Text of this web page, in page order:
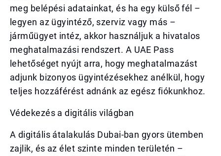
meg belépési adatainkat, és ha egy külső fél –
legyen az ügyintéző, szerviz vagy más –
járműügyet intéz, akkor használjuk a hivatalos
meghatalmazási rendszert. A UAE Pass
lehetőséget nyújt arra, hogy meghatalmazást
adjunk bizonyos ügyintézésekhez anélkül, hogy
teljes hozzáférést adnánk az egész fiókunkhoz.
Védekezés a digitális világban
A digitális átalakulás Dubai-ban gyors ütemben
zajlik, és az élet szinte minden területén –